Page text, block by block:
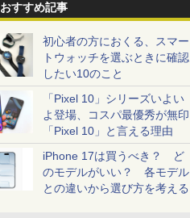
おすすめ記事
初心者の方におくる、スマー
トウォッチを選ぶときに確認
したい10のこと
「Pixel 10」シリーズいよい
よ登場、コスパ最優秀が無印
「Pixel 10」と言える理由
iPhone 17は買うべき？ ど
のモデルがいい？ 各モデル
との違いから選び方を考える